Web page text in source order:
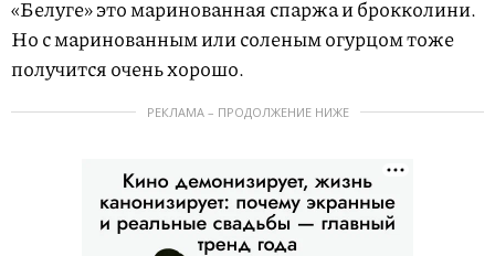
«Белуге» это маринованная спаржа и брокколини.
Но с маринованным или соленым огурцом тоже
получится очень хорошо.
РЕКЛАМА – ПРОДОЛЖЕНИЕ НИЖЕ